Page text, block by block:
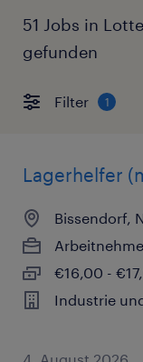
51 Jobs in
gefunden
Filter 1
Lagerhelfer
Bissendorf,
€16,00 -
Industrie